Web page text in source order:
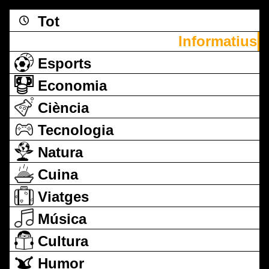
Tot
Informatius
Esports
Economia
Ciència
Tecnologia
Natura
Cuina
Viatges
Música
Cultura
Humor